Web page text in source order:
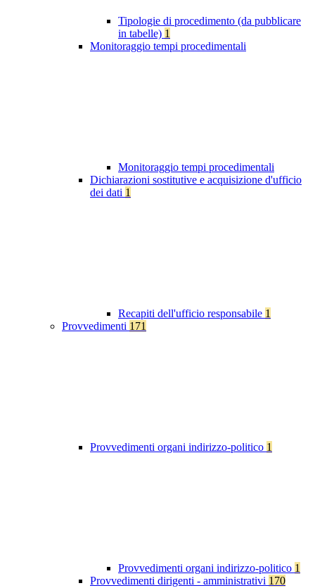
Tipologie di procedimento (da pubblicare
in tabelle) 1
Monitoraggio tempi procedimentali
Monitoraggio tempi procedimentali
Dichiarazioni sostitutive e acquisizione d'ufficio
dei dati 1
Recapiti dell'ufficio responsabile 1
Provvedimenti 171
Provvedimenti organi indirizzo-politico 1
Provvedimenti organi indirizzo-politico 1
Provvedimenti dirigenti - amministrativi 170